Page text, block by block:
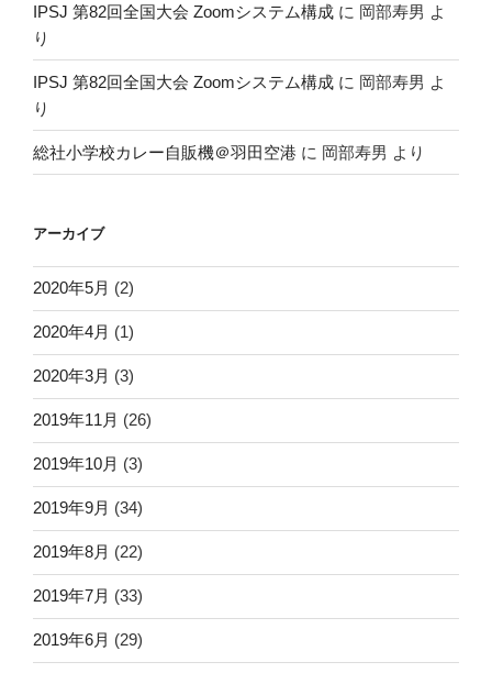
IPSJ 第82回全国大会 Zoomシステム構成 に 岡部寿男 よ
り
IPSJ 第82回全国大会 Zoomシステム構成 に 岡部寿男 よ
り
総社小学校カレー自販機＠羽田空港 に 岡部寿男 より
アーカイブ
2020年5月 (2)
2020年4月 (1)
2020年3月 (3)
2019年11月 (26)
2019年10月 (3)
2019年9月 (34)
2019年8月 (22)
2019年7月 (33)
2019年6月 (29)